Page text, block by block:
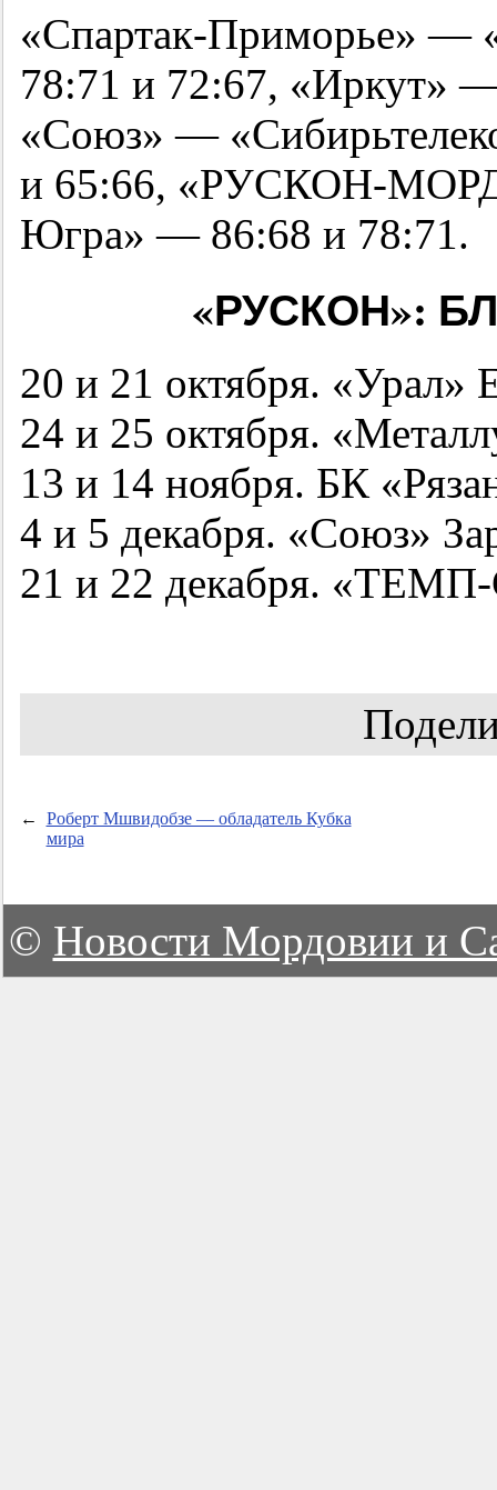
«Спартак-Приморье» —
78:71 и 72:67, «Иркут»
«Союз» —
и 65:66, «РУСКОН-
Югра» — 86:68 и 78:71.
«РУСКОН»:
20 и 21 октября. «Урал»
24 и 25 октября.
13 и 14 ноября. БК
4 и 5 декабря. «Союз»
21 и 22 декабря.
←
Роберт Мшвидобзе — обладатель Кубка
мира
© Новости Мордовии и